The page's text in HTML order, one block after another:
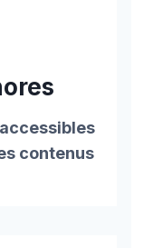
contenus